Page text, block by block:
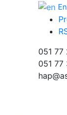
051 77
051 77